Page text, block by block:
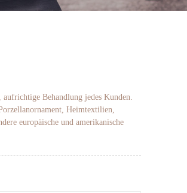
Behandlung jedes Kunden.
Heimtextilien,
europäische und amerikanische